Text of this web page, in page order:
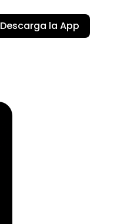
Descarga la App